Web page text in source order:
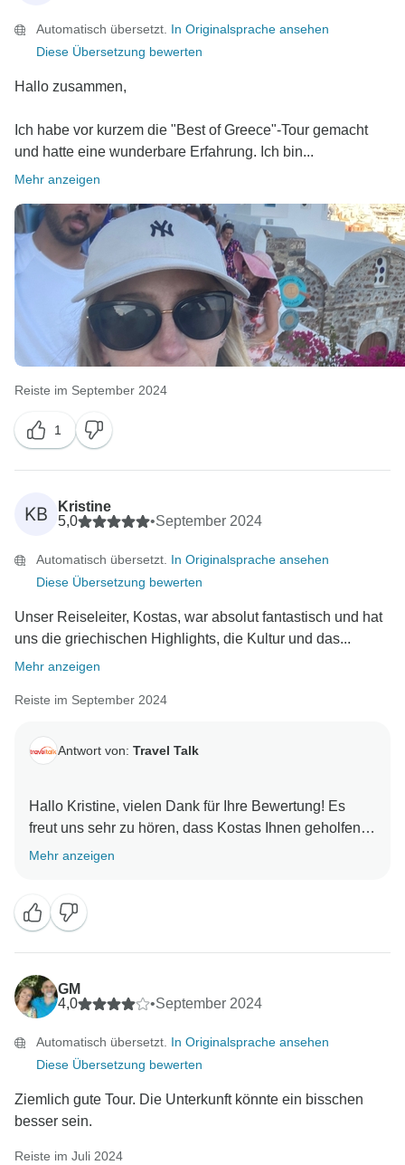
Automatisch übersetzt. In Originalsprache ansehen
Diese Übersetzung bewerten
Hallo zusammen,
Ich habe vor kurzem die "Best of Greece"-Tour gemacht
und hatte eine wunderbare Erfahrung. Ich bin...
Mehr anzeigen
Reiste im September 2024
1
KB
Kristine
5,0
•September 2024
Automatisch übersetzt. In Originalsprache ansehen
Diese Übersetzung bewerten
Unser Reiseleiter, Kostas, war absolut fantastisch und hat
uns die griechischen Highlights, die Kultur und das...
Mehr anzeigen
Reiste im September 2024
Antwort von: Travel Talk
Hallo Kristine, vielen Dank für Ihre Bewertung! Es
freut uns sehr zu hören, dass Kostas Ihnen geholfen
hat, in die reiche Kultur, die Highlights und die
Wir hoffen, dass die Schönheit Griechenlands Sie für
alle Unannehmlichkeiten entschädigt hat und würden
uns freuen, wenn Sie uns bald wieder auf einer Reise
Mehr anzeigen
GM
4,0
•September 2024
Automatisch übersetzt. In Originalsprache ansehen
Diese Übersetzung bewerten
Ziemlich gute Tour. Die Unterkunft könnte ein bisschen
besser sein.
Reiste im Juli 2024